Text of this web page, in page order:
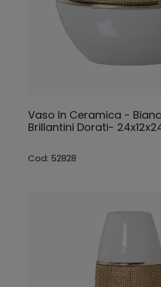
Vaso In Ceramica -
Brillantini Dorati-
Cod: 52828